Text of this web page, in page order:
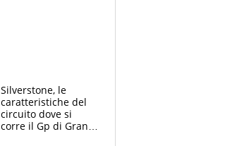
Silverstone, le
caratteristiche del
circuito dove si
corre il Gp di Gran